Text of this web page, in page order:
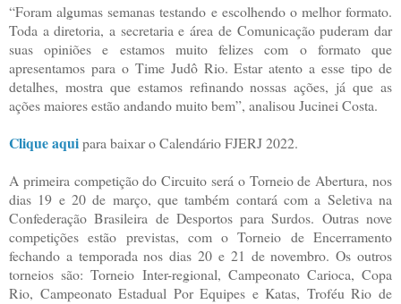
“Foram algumas semanas testando e escolhendo o melhor formato.
Toda a diretoria, a secretaria e área de Comunicação puderam dar
suas opiniões e estamos muito felizes com o formato que
apresentamos para o Time Judô Rio. Estar atento a esse tipo de
detalhes, mostra que estamos refinando nossas ações, já que as
ações maiores estão andando muito bem”, analisou Jucinei Costa.
Clique aquipara baixar o Calendário FJERJ 2022.
A primeira competição do Circuito será o Torneio de Abertura, nos
dias 19 e 20 de março, que também contará com a Seletiva na
Confederação Brasileira de Desportos para Surdos. Outras nove
competições estão previstas, com o Torneio de Encerramento
fechando a temporada nos dias 20 e 21 de novembro. Os outros
torneios são: Torneio Inter-regional, Campeonato Carioca, Copa
Rio, Campeonato Estadual Por Equipes e Katas, Troféu Rio de